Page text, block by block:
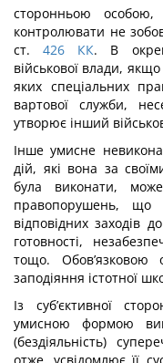
сторонньою
контролювати не
ст. 426 КК. В
військової влади,
яких спеціальних
вартової служби,
утворює інший
Інше умисне
дій, які вона за
була виконати,
правопорушень, що
відповідних заходів
готовності,
тощо. Обов’язковою
заподіяння істотної
Із суб’єктивної
умисною формою
(бездіяльність)